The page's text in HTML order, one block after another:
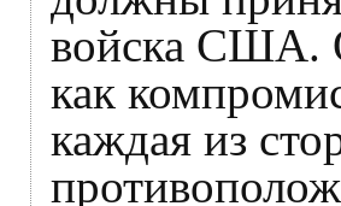
войска США.
как
каждая из